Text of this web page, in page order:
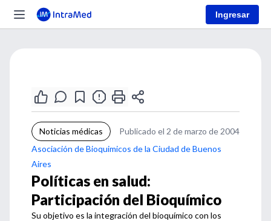
Ingresar
Noticias médicas
Publicado el 2 de marzo de 2004
Asociación de Bioquimicos de la Ciudad de Buenos
Aires
Políticas en salud:
Participación del Bioquímico
Su objetivo es la integración del bioquímico con los